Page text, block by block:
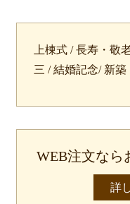
寿司・会席膳
高級弁当
一品料理
お食い初め・お子様膳
上棟式 / 長寿・敬
三 / 結婚記念/ 新築
WEB注文なら
詳
1